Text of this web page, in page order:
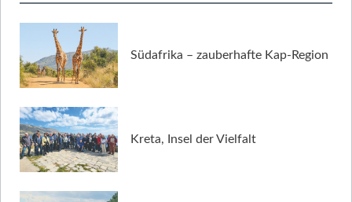
Südafrika – zauberhafte Kap-Region
Kreta, Insel der Vielfalt